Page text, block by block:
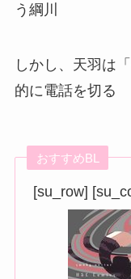
う綱川
しかし、天羽は
的に電話を切る
おすすめBL
[su_row]